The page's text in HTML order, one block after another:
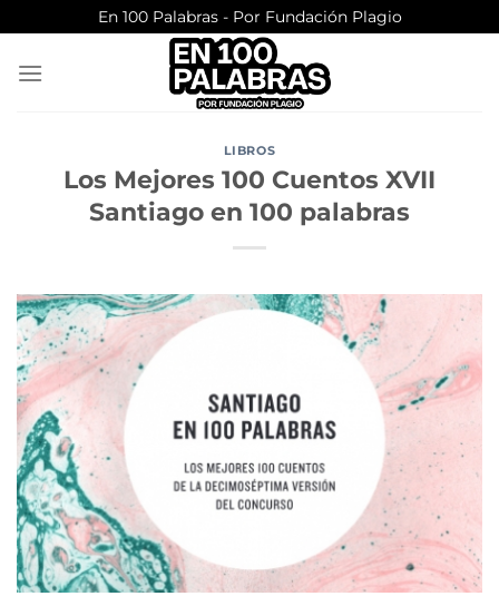
al
contenido
En 100 Palabras - Por Fundación Plagio
LIBROS
Los Mejores 100 Cuentos XVII
Santiago en 100 palabras